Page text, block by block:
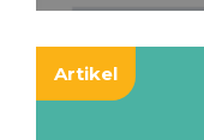
Artikel